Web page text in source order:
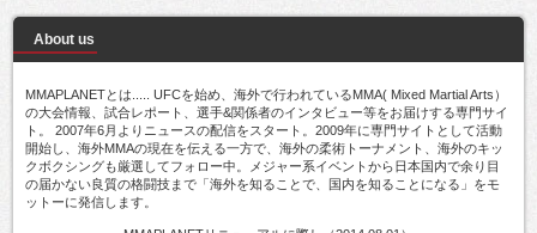
About us
MMAPLANETとは..... UFCを始め、海外で行われているMMA( Mixed Martial Arts）
の大会情報、試合レポート、選手&関係者のインタビュー等をお届けする専門サイ
ト。 2007年6月よりニュースの配信をスタート。2009年に専門サイトとして活動
開始し、海外MMAの現在を伝える一方で、海外の柔術トーナメント、海外のキッ
クボクシングも厳選してフォロー中。メジャー系イベントから日本国内で余り目
の届かない良質の格闘技まで「海外を知ることで、国内を知ることになる」をモ
ットーに発信します。